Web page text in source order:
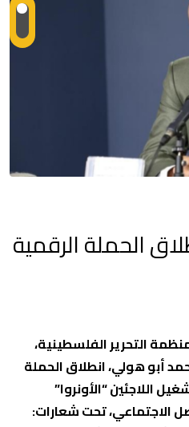
الحملة الرقمية
التحرير الفلسطينية،
أبو هولي، انطلاق الحملة
اللاجئين “الأونروا”
الاجتماعي، تحت شعارات: